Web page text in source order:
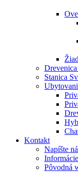
Stanica
Kontakt
Napíšte
Pôvodná